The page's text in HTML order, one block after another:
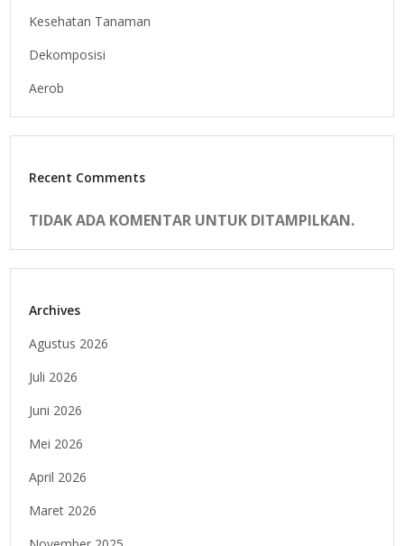
Kesehatan Tanaman
Dekomposisi
Aerob
Recent Comments
TIDAK ADA KOMENTAR UNTUK DITAMPILKAN.
Archives
Agustus 2026
Juli 2026
Juni 2026
Mei 2026
April 2026
Maret 2026